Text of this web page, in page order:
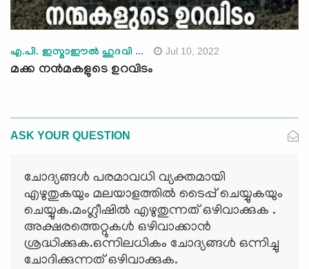
എ.പി. ഇസ്മാഈല്‍ ഹുദവി ... Jul 10, 2022
മക്ക നന്‍മകളുടെ ഉറവിടം
ASK YOUR QUESTION
ചോദ്യങ്ങള്‍ പരമാവധി വ്യക്തമായി
എഴുതുകയും മലയാളത്തില്‍ ടൈപ്പ് ചെയ്യുകയും
ചെയ്യുക.മംഗ്ലീഷില്‍ എഴുതുന്നത് ഒഴിവാക്കുക .
അക്ഷരത്തെറ്റുകള്‍ ഒഴിവാക്കാന്‍
ശ്രദ്ധിക്കുക.ഒന്നിലധികം ചോദ്യങ്ങള്‍ ഒന്നിച്ചു
ചോദിക്കുന്നത് ഒഴിവാക്കുക.